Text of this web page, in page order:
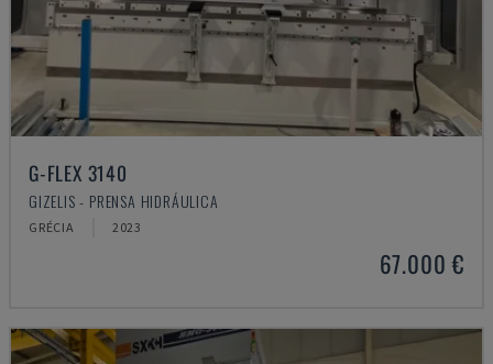
G-FLEX 3140
GIZELIS - PRENSA HIDRÁULICA
GRÉCIA 2023
67.000 €